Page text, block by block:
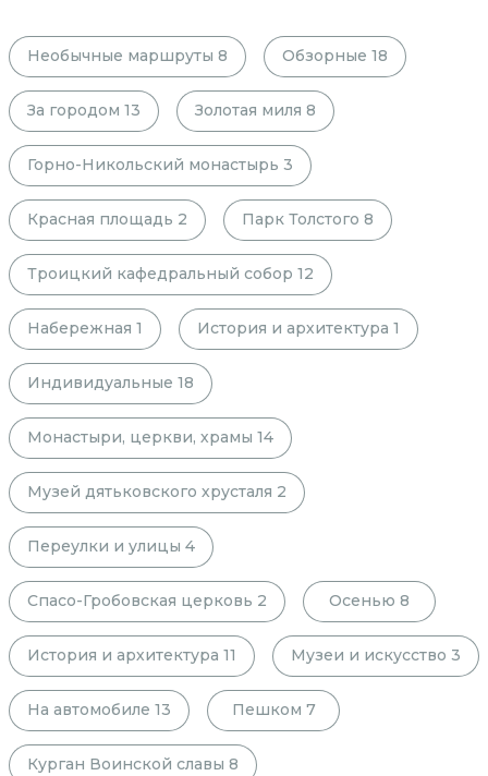
Необычные маршруты 8 Обзорные 18
За городом 13 Золотая миля 8
Горно-Никольский монастырь 3
Красная площадь 2 Парк Толстого 8
Троицкий кафедральный собор 12
Набережная 1 История и архитектура 1
Индивидуальные 18
Монастыри, церкви, храмы 14
Музей дятьковского хрусталя 2
Переулки и улицы 4
Спасо-Гробовская церковь 2 Осенью 8
История и архитектура 11 Музеи и искусство 3
На автомобиле 13 Пешком 7
Курган Воинской славы 8